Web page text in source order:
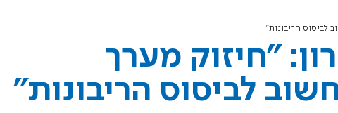
לביסוס הריבונות"
"חיזוק מערך
לביסוס הריבונות"